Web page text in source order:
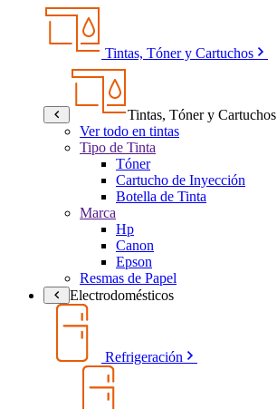
Tintas, Tóner y Cartuchos
Tintas, Tóner y Cartuchos
Ver todo en tintas
Tipo de Tinta
Tóner
Cartucho de Inyección
Botella de Tinta
Marca
Hp
Canon
Epson
Resmas de Papel
Electrodomésticos
Refrigeración